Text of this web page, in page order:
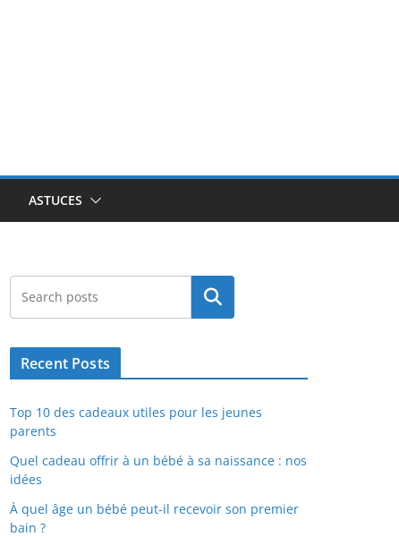
ASTUCES
Rechercher
Recent Posts
Top 10 des cadeaux utiles pour les jeunes
parents
Quel cadeau offrir à un bébé à sa naissance : nos
idées
À quel âge un bébé peut-il recevoir son premier
bain ?